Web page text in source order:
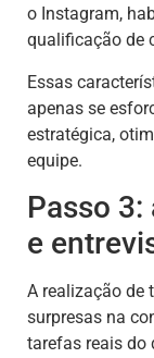
o Instagram,
qualificação de
Essas
apenas se
estratégica,
equipe.
Passo
e
A realização de
surpresas na
tarefas reais do